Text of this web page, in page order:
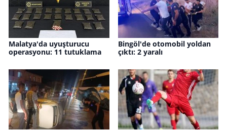
Malatya'da uyuşturucu
operasyonu: 11 tutuklama
Bingöl'de otomobil yoldan
çıktı: 2 yaralı